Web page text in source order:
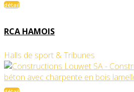
détail
RCA HAMOIS
Halls de sport & Tribunes